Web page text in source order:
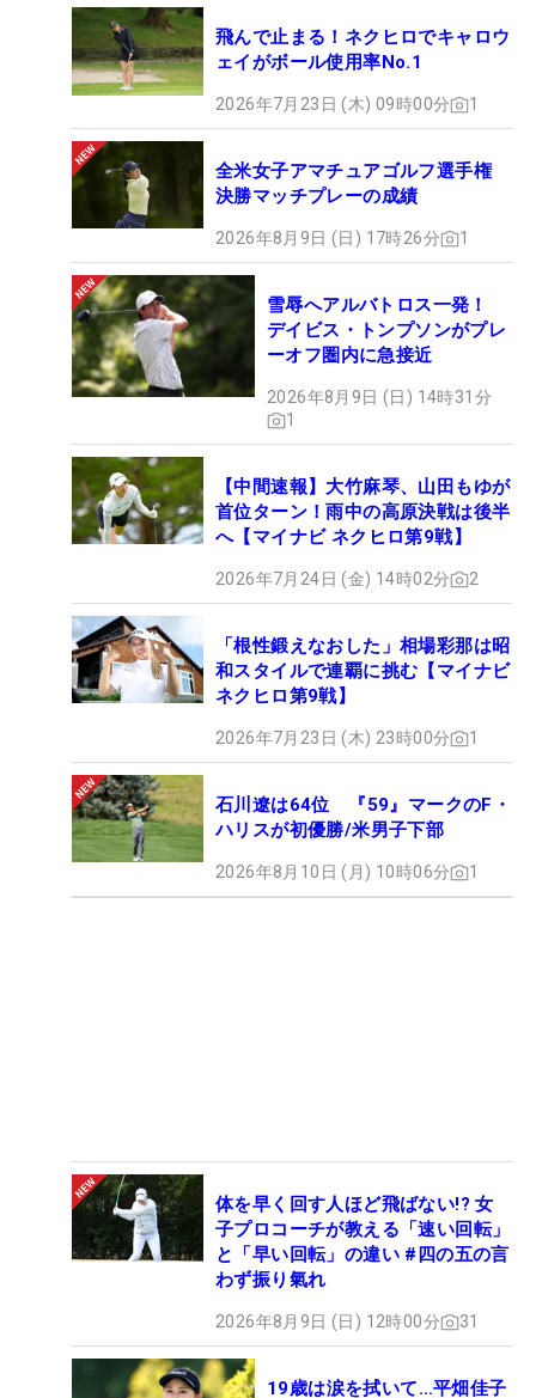
飛んで止まる！ネクヒロでキャロウ
ェイがボール使用率No.1
2026年7月23日 (木) 09時00分 1
全米女子アマチュアゴルフ選手権
決勝マッチプレーの成績
2026年8月9日 (日) 17時26分 1
雪辱へアルバトロス一発！
デイビス・トンプソンがプレ
ーオフ圏内に急接近
2026年8月9日 (日) 14時31分
1
【中間速報】大竹麻琴、山田もゆが
首位ターン！雨中の高原決戦は後半
へ【マイナビ ネクヒロ第9戦】
2026年7月24日 (金) 14時02分 2
「根性鍛えなおした」相場彩那は昭
和スタイルで連覇に挑む【マイナビ
ネクヒロ第9戦】
2026年7月23日 (木) 23時00分 1
石川遼は64位 『59』マークのF・
ハリスが初優勝/米男子下部
2026年8月10日 (月) 10時06分 1
体を早く回す人ほど飛ばない!? 女
子プロコーチが教える「速い回転」
と「早い回転」の違い #四の五の言
わず振り氣れ
2026年8月9日 (日) 12時00分 31
19歳は涙を拭いて…平畑佳子